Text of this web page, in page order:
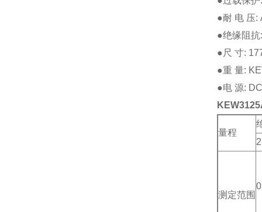
●耐 电 压:
●绝缘阻
●尺 寸:
●重 量:
●电 源:
量程
测定范围